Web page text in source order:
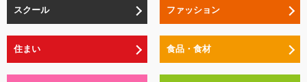
スクール ファッション
住まい 食品・食材